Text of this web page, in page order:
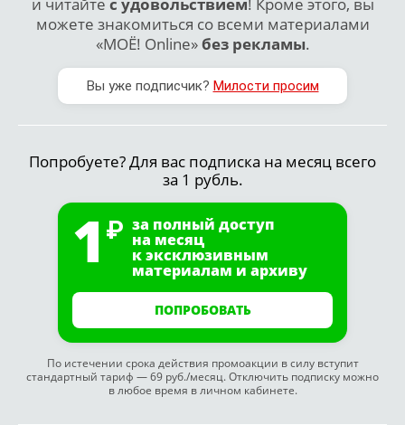
можете знакомиться со всеми материалами
«МОЁ! Online»без рекламы.
Вы уже подписчик? Милости просим
Попробуете? Для вас подписка на месяц всего
за 1 рубль.
1 за полный доступ
на месяц
к эксклюзивным
материалам и архиву
ПОПРОБОВАТЬ
По истечении срока действия промоакции в силу вступит
стандартный тариф — 69 руб./месяц. Отключить подписку можно
в любое время в личном кабинете.